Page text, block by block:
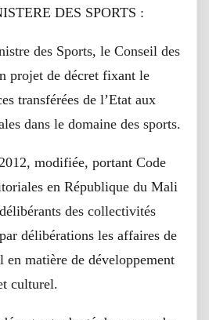
DES SPORTS :
des Sports, le Conseil des
projet de décret fixant le
transférées de l’Etat aux
dans le domaine des sports.
modifiée, portant Code
en République du Mali
des collectivités
délibérations les affaires de
matière de développement
culturel.